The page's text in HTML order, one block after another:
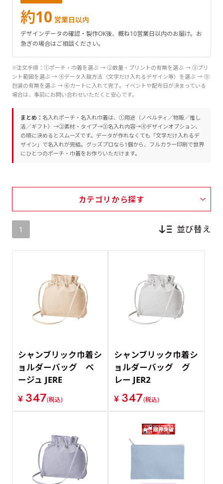
約10 営業日以内
デザインデータの確認・製作OK後、概ね10営業日以内のお届け。お
急ぎの場合はご相談ください。
※注文手順：①ポーチ・巾着を選ぶ → ②数量・プリントの有無を選ぶ → ③プリ
ント範囲を選ぶ → ④データ入稿方法（文字だけ入れるデザイン等）を選ぶ → ⑤
包装の有無を選ぶ → ⑥カートに入れて完了。イベントや配布日が決まっている
場合は、事前にお問い合わせいただくと安心です。
まとめ： 名入れポーチ・名入れ巾着は、①用途（ノベルティ／物販／推し
活／ギフト）→②素材・タイプ→③名入れ内容→④デザインオプション、
の順に決めるとスムーズです。データが作れなくても「文字だけ入れるデ
ザイン」で名入れが完結。グッズプロなら1個から、フルカラー印刷で世界
にひとつのポーチ・巾着をお作りいただけます。
カテゴリから探す
1 並び替え
新着順
価格が安い順
価格が高い順
シャンブリック巾着シ
ョルダーバッグ ベ
ージュ JERE
¥ 347(税込)
シャンブリック巾着シ
ョルダーバッグ グ
レー JER2
¥ 347(税込)